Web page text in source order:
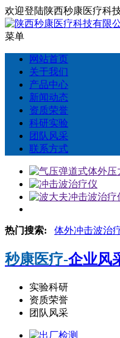
欢迎登陆陕西秒康医疗科
菜单
网站首页
关于我们
产品中心
新闻动态
资质荣誉
科研实验
团队风采
联系方式
热门搜索: 体外冲击波治
秒康医疗-企业风
实验科研
资质荣誉
团队风采